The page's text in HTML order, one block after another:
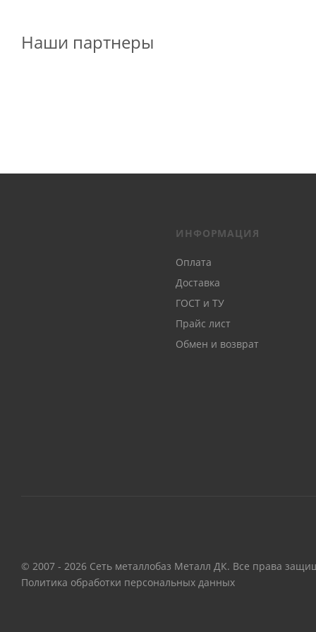
Наши партнеры
ИНФОРМАЦИЯ
Оплата
Доставка
ГОСТ и ТУ
Прайс лист
Обмен и возврат
© 2007 - 2026 Сеть металлобаз Металл ДК. Все права
Политика обработки персональных данных